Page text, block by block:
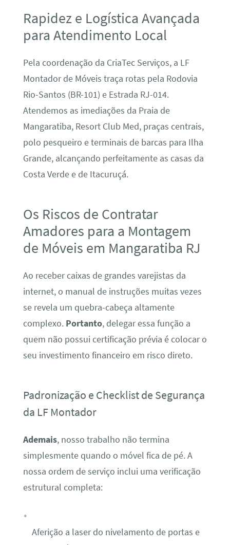
Rapidez e Logística Avançada
para Atendimento Local
Pela coordenação da CriaTec Serviços, a LF
Montador de Móveis traça rotas pela Rodovia
Rio-Santos (BR-101) e Estrada RJ-014.
Atendemos as imediações da Praia de
Mangaratiba, Resort Club Med, praças centrais,
polo pesqueiro e terminais de barcas para Ilha
Grande, alcançando perfeitamente as casas da
Costa Verde e de Itacuruçá.
Os Riscos de Contratar
Amadores para a Montagem
de Móveis em Mangaratiba RJ
Ao receber caixas de grandes varejistas da
internet, o manual de instruções muitas vezes
se revela um quebra-cabeça altamente
complexo. Portanto, delegar essa função a
quem não possui certificação prévia é colocar o
seu investimento financeiro em risco direto.
Padronização e Checklist de Segurança
da LF Montador
Ademais, nosso trabalho não termina
simplesmente quando o móvel fica de pé. A
nossa ordem de serviço inclui uma verificação
estrutural completa:
Aferição a laser do nivelamento de portas e